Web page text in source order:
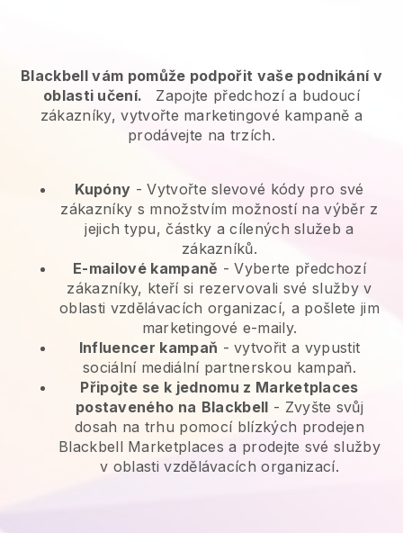
Blackbell vám pomůže podpořit vaše podnikání v
oblasti učení.
Zapojte předchozí a budoucí
zákazníky, vytvořte marketingové kampaně a
prodávejte na trzích.
Kupóny - Vytvořte slevové kódy pro své
zákazníky s množstvím možností na výběr z
jejich typu, částky a cílených služeb a
zákazníků.
E-mailové kampaně -Vyberte předchozí
zákazníky, kteří si rezervovali své služby v
oblasti vzdělávacích organizací, a pošlete jim
marketingové e-maily.
Influencer kampaň - vytvořit a vypustit
sociální mediální partnerskou kampaň.
Připojte se k jednomu z Marketplaces
postaveného na Blackbell - Zvyšte svůj
dosah na trhu pomocí blízkých prodejen
Blackbell Marketplaces a prodejte své služby
v oblasti vzdělávacích organizací.